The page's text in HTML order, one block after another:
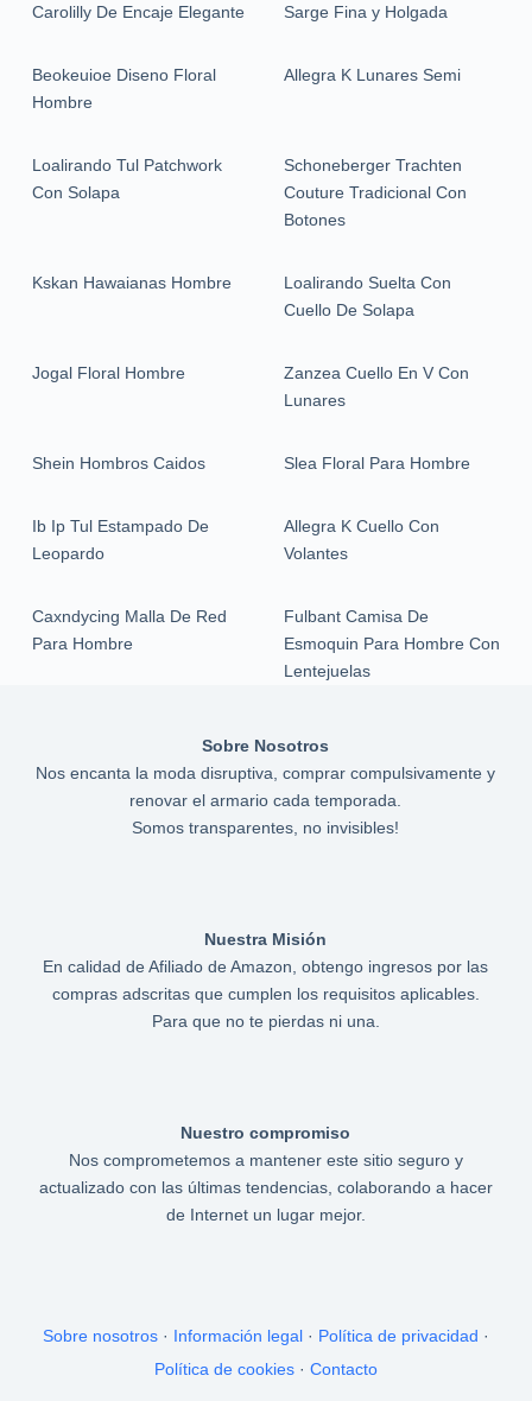
Carolilly De Encaje Elegante Sarge Fina y Holgada
Beokeuioe Diseno Floral
Hombre
Allegra K Lunares Semi
Loalirando Tul Patchwork
Con Solapa
Schoneberger Trachten
Couture Tradicional Con
Botones
Kskan Hawaianas Hombre
Loalirando Suelta Con
Cuello De Solapa
Jogal Floral Hombre
Zanzea Cuello En V Con
Lunares
Shein Hombros Caidos Slea Floral Para Hombre
Ib Ip Tul Estampado De
Leopardo
Allegra K Cuello Con
Volantes
Caxndycing Malla De Red
Para Hombre
Fulbant Camisa De
Esmoquin Para Hombre Con
Lentejuelas
Sobre Nosotros
Nos encanta la moda disruptiva, comprar compulsivamente y
renovar el armario cada temporada.
Somos transparentes, no invisibles!
Nuestra Misión
En calidad de Afiliado de Amazon, obtengo ingresos por las
compras adscritas que cumplen los requisitos aplicables.
Para que no te pierdas ni una.
Nuestro compromiso
Nos comprometemos a mantener este sitio seguro y
actualizado con las últimas tendencias, colaborando a hacer
de Internet un lugar mejor.
Sobre nosotros· Información legal· Política de privacidad ·
Política de cookies· Contacto